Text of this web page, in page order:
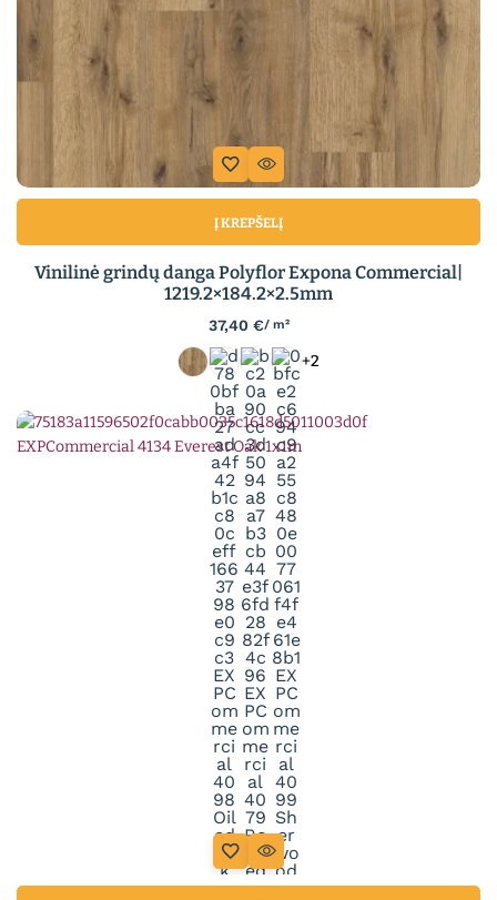
Į KREPŠELĮ
Vinilinė grindų danga Polyflor Expona Commercial|
1219.2×184.2×2.5mm
37,40 €/ m²
+2